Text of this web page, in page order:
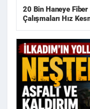
20 Bin Haneye Fiber
Çalışmaları Hız